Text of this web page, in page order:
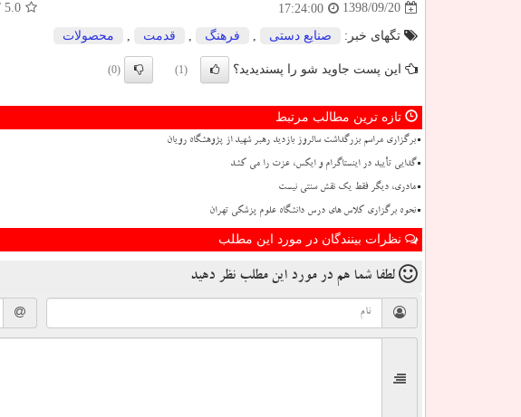
1398/09/20
17:24:00
5.0
تگهای خبر: صنایع دستی فرهنگ قدمت محصولات
این پست جاوید شو را پسندیدید؟ (1)
(0)
تازه ترین مطالب مرتبط
برگزاری مراسم بزرگداشت سالروز بازدید رهبر شهید از پژوهشگاه رویان
گدایی تأیید در اینستاگرام و ایکس، عزت را می کشد
مادری، دیگر فقط یک نقش سنتی نیست
نحوه برگزاری کلاس های درس دانشگاه علوم پزشکی تهران
نظرات بینندگان در مورد این مطلب
لطفا شما هم در مورد این مطلب نظر دهید